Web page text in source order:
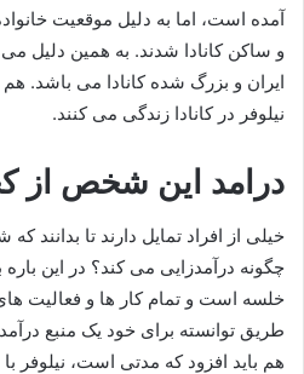
آمده است، اما به دلیل موقعیت
و ساکن کانادا شدند. به همین دلیل می
ایران و بزرگ شده کانادا می باشد.
نیلوفر در کانادا زندگی می کنند.
درامد این شخص از
خیلی از افراد تمایل دارند تا
چگونه درآمدزایی می‌ کند؟ در این باره
خلسه است و تمام کار ها و فعالیت‌
طریق توانسته برای خود یک منبع
هم باید افزود که مدتی است، نیلوفر